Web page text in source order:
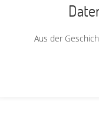
Aus der